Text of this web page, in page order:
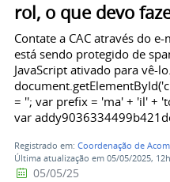
rol, o que devo
Contate a CAC através do
está sendo protegido de
JavaScript ativado para vê-lo.
= ''; var prefix = 'ma' + 'il' +
var
Registrado em: Coordenação de
Última atualização em 05/05/2025,
05/05/25